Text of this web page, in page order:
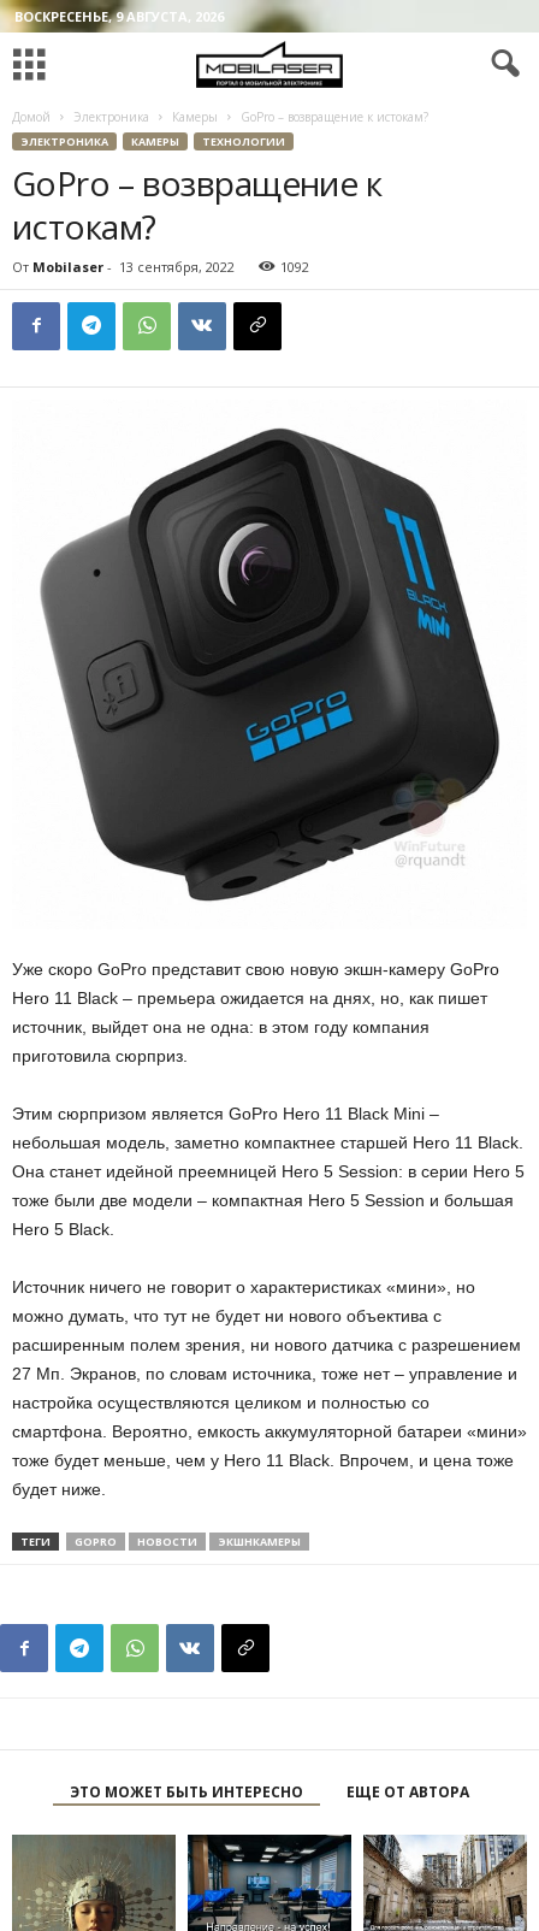
ВОСКРЕСЕНЬЕ, 9 АВГУСТА, 2026
Домой Электроника Камеры GoPro – возвращение к истокам?
ЭЛЕКТРОНИКА КАМЕРЫ ТЕХНОЛОГИИ
GoPro – возвращение к
истокам?
От Mobilaser - 13 сентября, 2022 1092
Уже скоро GoPro представит свою новую экшн-камеру GoPro
Hero 11 Black – премьера ожидается на днях, но, как пишет
источник, выйдет она не одна: в этом году компания
приготовила сюрприз.
Этим сюрпризом является GoPro Hero 11 Black Mini –
небольшая модель, заметно компактнее старшей Hero 11 Black.
Она станет идейной преемницей Hero 5 Session: в серии Hero 5
тоже были две модели – компактная Hero 5 Session и большая
Hero 5 Black.
Источник ничего не говорит о характеристиках «мини», но
можно думать, что тут не будет ни нового объектива с
расширенным полем зрения, ни нового датчика с разрешением
27 Мп. Экранов, по словам источника, тоже нет – управление и
настройка осуществляются целиком и полностью со
смартфона. Вероятно, емкость аккумуляторной батареи «мини»
тоже будет меньше, чем у Hero 11 Black. Впрочем, и цена тоже
будет ниже.
ТЕГИ GOPRO НОВОСТИ ЭКШНКАМЕРЫ
ЭТО МОЖЕТ БЫТЬ ИНТЕРЕСНО ЕЩЕ ОТ АВТОРА